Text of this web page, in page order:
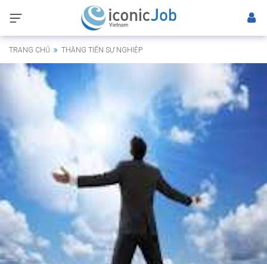
TRANG CHỦ THĂNG TIẾN SỰ NGHIỆP